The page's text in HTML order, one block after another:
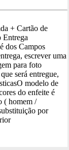
+ Cartão de
Entrega
dos Campos
escrever uma
para foto
será entregue,
O modelo de
do enfeite é
( homem /
por